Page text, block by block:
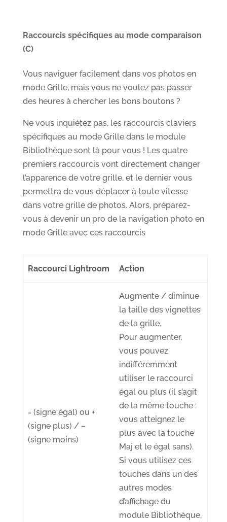
Raccourcis spécifiques au mode comparaison
(C)
Vous naviguer facilement dans vos photos en
mode Grille, mais vous ne voulez pas passer
des heures à chercher les bons boutons ?
Ne vous inquiétez pas, les raccourcis claviers
spécifiques au mode Grille dans le module
Bibliothèque sont là pour vous ! Les quatre
premiers raccourcis vont directement changer
l’apparence de votre grille, et le dernier vous
permettra de vous déplacer à toute vitesse
dans votre grille de photos. Alors, préparez-
vous à devenir un pro de la navigation photo en
mode Grille avec ces raccourcis
Raccourci Lightroom Action
= (signe égal) ou +
(signe plus) / –
(signe moins)
Augmente / diminue
la taille des vignettes
de la grille.
Pour augmenter,
vous pouvez
indifféremment
utiliser le raccourci
égal ou plus (il s’agit
de la même touche :
vous atteignez le
plus avec la touche
Maj et le égal sans).
Si vous utilisez ces
touches dans un des
autres modes
d’affichage du
module Bibliothèque,